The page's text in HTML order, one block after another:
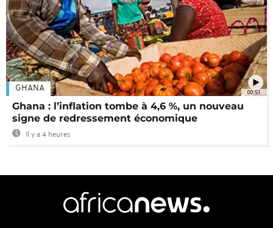
00:51
GHANA
Ghana : l’inflation tombe à 4,6 %, un nouveau
signe de redressement économique
Il y a 4 heures